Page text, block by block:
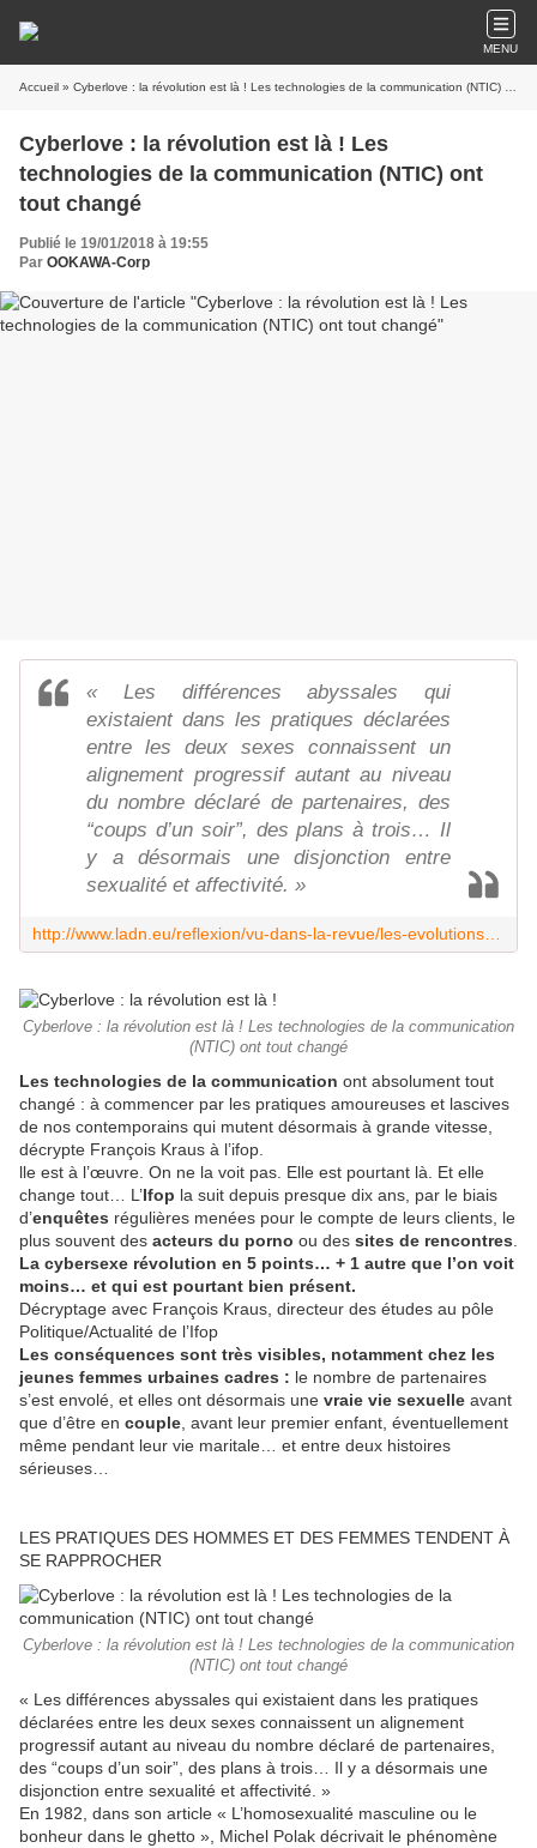
MENU
Accueil » Cyberlove : la révolution est là ! Les technologies de la communication (NTIC) ont tout changé
Cyberlove : la révolution est là ! Les
technologies de la communication (NTIC) ont
tout changé
Publié le 19/01/2018 à 19:55
Par OOKAWA-Corp
« Les différences abyssales qui
existaient dans les pratiques déclarées
entre les deux sexes connaissent un
alignement progressif autant au niveau
du nombre déclaré de partenaires, des
“coups d’un soir”, des plans à trois… Il
y a désormais une disjonction entre
sexualité et affectivité. »
Cyberlove : la révolution est là ! Les technologies de la communication
(NTIC) ont tout changé
Les technologies de la communication ont absolument tout
changé : à commencer par les pratiques amoureuses et lascives
de nos contemporains qui mutent désormais à grande vitesse,
décrypte François Kraus à l’ifop.
lle est à l’œuvre. On ne la voit pas. Elle est pourtant là. Et elle
change tout… L’Ifop la suit depuis presque dix ans, par le biais
d’enquêtes régulières menées pour le compte de leurs clients, le
plus souvent des acteurs du porno ou des sites de rencontres
La cybersexe révolution en 5 points… + 1 autre que l’on voit
moins… et qui est pourtant bien présent.
Décryptage avec François Kraus, directeur des études au pôle
Politique/Actualité de l’Ifop
Les conséquences sont très visibles, notamment chez les
jeunes femmes urbaines cadres : le nombre de partenaires
s’est envolé, et elles ont désormais une vraie vie sexuelle avant
que d’être en couple , avant leur premier enfant, éventuellement
même pendant leur vie maritale… et entre deux histoires
sérieuses…
LES PRATIQUES DES HOMMES ET DES FEMMES TENDENT À
SE RAPPROCHER
Cyberlove : la révolution est là ! Les technologies de la communication
(NTIC) ont tout changé
« Les différences abyssales qui existaient dans les pratiques
déclarées entre les deux sexes connaissent un alignement
progressif autant au niveau du nombre déclaré de partenaires,
des “coups d’un soir”, des plans à trois… Il y a désormais une
disjonction entre sexualité et affectivité. »
En 1982, dans son article « L’homosexualité masculine ou le
bonheur dans le ghetto », Michel Polak décrivait le phénomène